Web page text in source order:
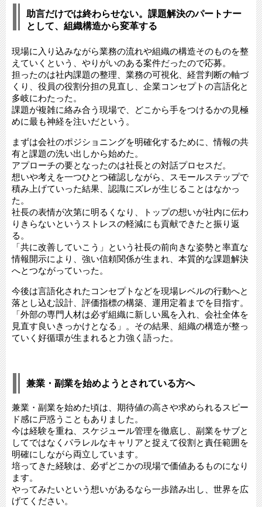
助言だけでは終わらせない。課題解決のパートナー
として、組織構造から変革する
現場に入り込みながら業務の流れや組織の構造そのものを整
えていくという、やりがいのある案件だったので応募。
担ったのは社内課題の整理、業務の可視化、経営判断の軸づ
くり、役員の役割分担の見直し、企業コンセプトの言語化と
多岐にわたった。
課題が複雑に絡み合う現場で、どこから手をつけるかの見極
めに最も神経を注いだという。
まずは会社のポジショニングを明確化するために、情報の共
有と課題の洗い出しから始めた。
アプローチの要となったのは社長との対話プロセスだ。
想いや考えを一つひとつ確認しながら、スモールステップで
積み上げていった結果、認識にズレが生じることはなかっ
た。
社長の表情が次第に明るくなり、トップの想いが社内に伝わ
りきらないというストレスの軽減にも貢献できたと振り返
る。
「共に改善していこう」という社長の前向きな姿勢と率直な
情報開示により、強い信頼関係が生まれ、本質的な課題解決
へとつながっていった。
今後は言語化されたコンセプトなどを現場レベルの行動へと
落とし込む設計、評価指標の構築、運用定着までを目指す。
「外部の専門人材は必ず組織に新しい風を入れ、会社全体を
見直す良いきっかけとなる」。その結果、組織の構造が整っ
ていく好循環が生まれると力強く語った。
兼業・副業を始めようとされている方へ
兼業・副業を始めた頃は、期待値の高さや求められるスピー
ド感に戸惑うこともありました。
今は経験を重ね、スケジュール管理を徹底し、副業をサブと
してではなくパラレルなキャリアと捉えて役割と責任範囲を
明確にしながら両立しています。
培ってきた経験は、必ずどこかの現場で価値あるものになり
ます。
やってみたいという想いがあるなら一歩踏み出し、世界を広
げてください。